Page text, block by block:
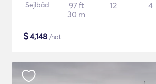
Sejlbåd
97 ft
30 m
12 4
$4,148 /nat